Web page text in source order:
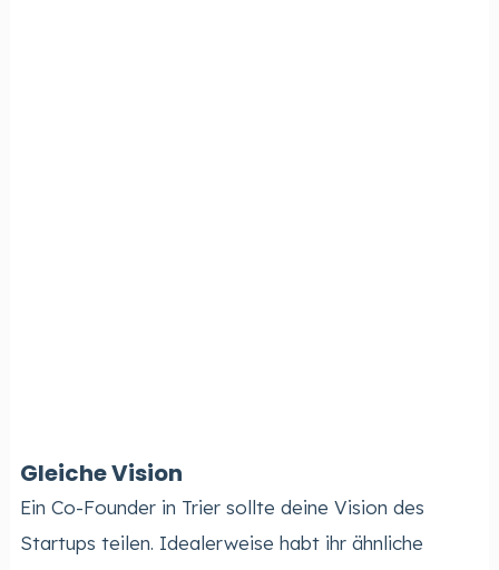
Gleiche Vision
Ein Co-Founder in Trier sollte deine Vision des
Startups teilen. Idealerweise habt ihr ähnliche